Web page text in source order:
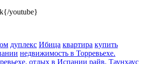
youtube}
дуплекс Ибица квартира купить
недвижимость в Торревьехе.
отдых в Испании райв. Таунхаус